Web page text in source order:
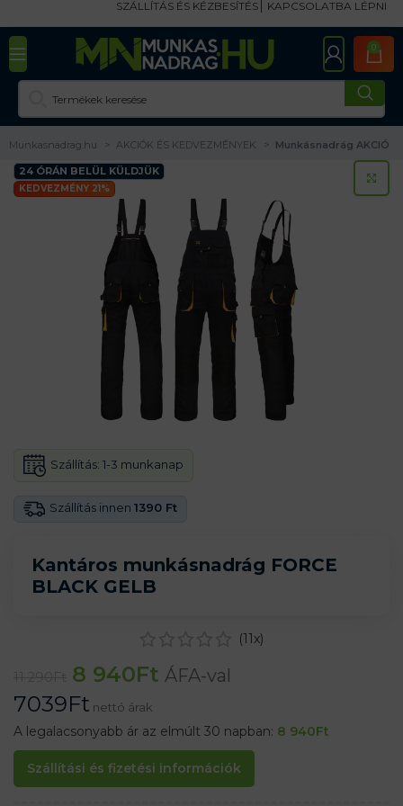
SZÁLLÍTÁS ÉS KÉZBESÍTÉS KAPCSOLATBA LÉPNI
0
Munkasnadrag.hu AKCIÓK ÉS KEDVEZMÉNYEK Munkásnadrág AKCIÓ
24 ÓRÁN BELÜL KÜLDJÜK
KEDVEZMÉNY 21%
Kantáros munkásnadrág FORCE
BLACK GELB
Szállítás innen 1390 Ft
Szállítás: 1-3 munkanap
(11x)
8 940Ft ÁFA-val
7039Ft nettó árak
A legalacsonyabb ár az elmúlt 30 napban: 8 940Ft
Szállítási és fizetési információk